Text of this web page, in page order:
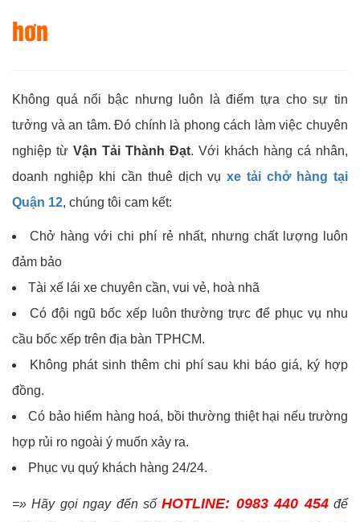
hơn
Không quá nổi bậc nhưng luôn là điểm tựa cho sự tin
tưởng và an tâm. Đó chính là phong cách làm việc chuyên
nghiệp từ Vận Tải Thành Đạt. Với khách hàng cá nhân,
doanh nghiệp khi cần thuê dịch vụxe tải chở hàng tại
Quận 12, chúng tôi cam kết:
Chở hàng với chi phí rẻ nhất, nhưng chất lượng luôn
đảm bảo
Tài xế lái xe chuyên cần, vui vẻ, hoà nhã
Có đội ngũ bốc xếp luôn thường trực để phục vụ nhu
cầu bốc xếp trên địa bàn TPHCM.
Không phát sinh thêm chi phí sau khi báo giá, ký hợp
đồng.
Có bảo hiểm hàng hoá, bồi thường thiệt hại nếu trường
hợp rủi ro ngoài ý muốn xảy ra.
Phục vụ quý khách hàng 24/24.
=» Hãy gọi ngay đến sốHOTLINE: 0983 440 454để